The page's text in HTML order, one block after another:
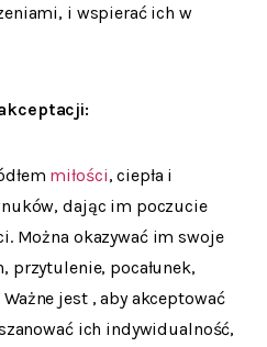
i wspierać ich w
miłości, ciepła i
dając im poczucie
Można okazywać im swoje
przytulenie, pocałunek,
jest , aby akceptować
ich indywidualność,